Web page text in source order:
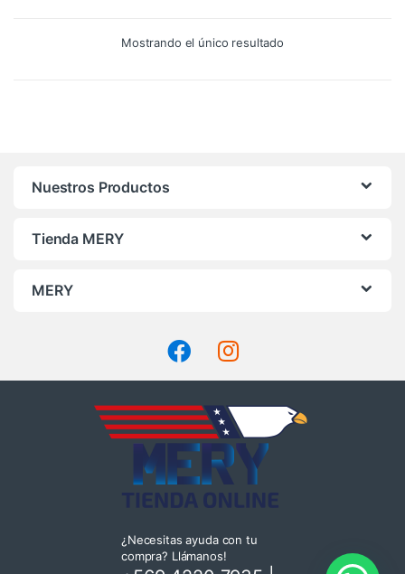
Mostrando el único resultado
Nuestros Productos
Tienda MERY
MERY
¿Necesitas ayuda con tu
compra? Llámanos!